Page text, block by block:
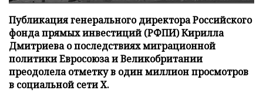
Публикация генерального директора Российского
фонда прямых инвестиций (РФПИ) Кирилла
Дмитриева о последствиях миграционной
политики Евросоюза и Великобритании
преодолела отметку в один миллион просмотров
в социальной сети X.